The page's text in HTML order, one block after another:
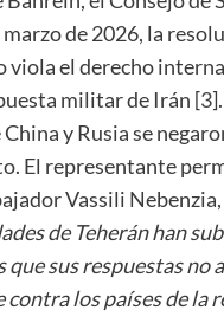
de 2026, la
viola el derecho
militar de Irán [3
y Rusia se
El representante
Vassili
de Teherán han
que sus respuestas no
los países de la